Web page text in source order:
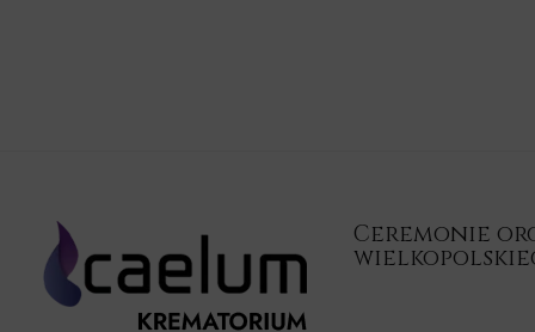
Ceremonie